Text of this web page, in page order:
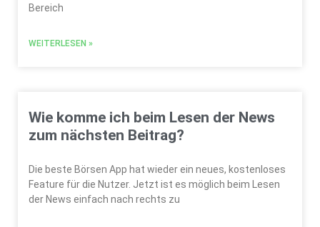
Bereich
WEITERLESEN »
Wie komme ich beim Lesen der News
zum nächsten Beitrag?
Die beste Börsen App hat wieder ein neues, kostenloses
Feature für die Nutzer. Jetzt ist es möglich beim Lesen
der News einfach nach rechts zu